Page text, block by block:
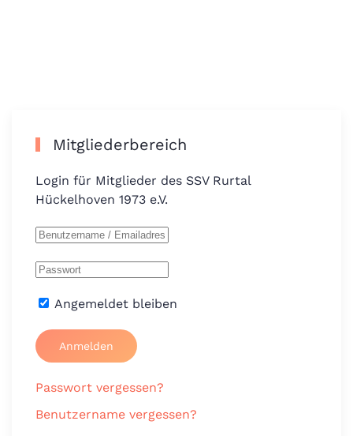
Mitgliederbereich
Login für Mitglieder des SSV Rurtal
Hückelhoven 1973 e.V.
Angemeldet bleiben
Anmelden
Passwort vergessen?
Benutzername vergessen?